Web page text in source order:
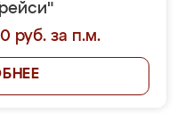
руб. за п.м.